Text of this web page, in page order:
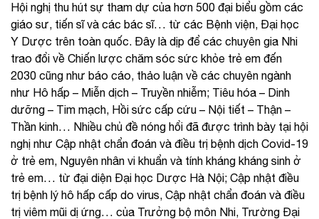
Hội nghị thu hút sự tham dự của hơn 500 đại biểu gồm các
giáo sư, tiến sĩ và các bác sĩ… từ các Bệnh viện, Đại học
Y Dược trên toàn quốc. Đây là dịp để các chuyên gia Nhi
trao đổi về Chiến lược chăm sóc sức khỏe trẻ em đến
2030 cũng như báo cáo, thảo luận về các chuyên ngành
như Hô hấp – Miễn dịch – Truyền nhiễm; Tiêu hóa – Dinh
dưỡng – Tim mạch, Hồi sức cấp cứu – Nội tiết – Thận –
Thần kinh… Nhiều chủ đề nóng hổi đã được trình bày tại hội
nghị như Cập nhật chẩn đoán và điều trị bệnh dịch Covid-19
ở trẻ em, Nguyên nhân vi khuẩn và tính kháng kháng sinh ở
trẻ em… từ đại diện Đại học Dược Hà Nội; Cập nhật điều
trị bệnh lý hô hấp cấp do virus, Cập nhật chẩn đoán và điều
trị viêm mũi dị ứng… của Trưởng bộ môn Nhi, Trường Đại